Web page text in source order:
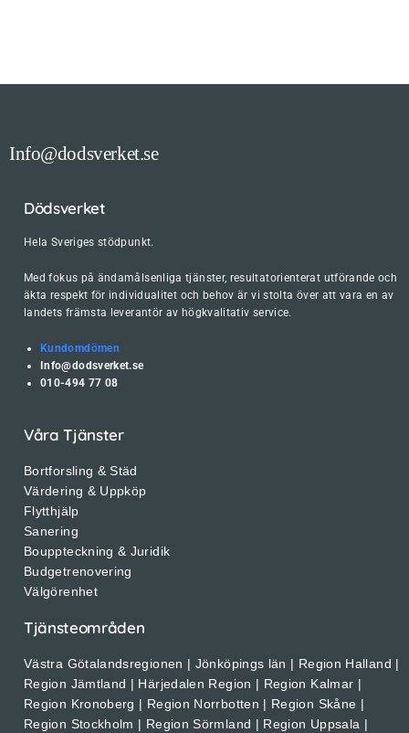
Info@dodsverket.se
Dödsverket
Hela Sveriges stödpunkt.
Med fokus på ändamålsenliga tjänster, resultatorienterat utförande och
äkta respekt för individualitet och behov är vi stolta över att vara en av
landets främsta leverantör av högkvalitativ service.
Kundomdömen
Info@dodsverket.se
010-494 77 08
Våra Tjänster
Bortforsling & Städ
Värdering & Uppköp
Flytthjälp
Sanering
Bouppteckning & Juridik
Budgetrenovering
Välgörenhet
Tjänsteområden
Västra Götalandsregionen | Jönköpings län | Region Halland |
Region Jämtland | Härjedalen Region | Region Kalmar |
Region Kronoberg | Region Norrbotten | Region Skåne |
Region Stockholm | Region Sörmland | Region Uppsala |